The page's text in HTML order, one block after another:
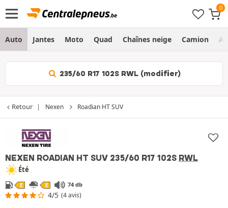
Auto Jantes Moto Quad Chaînes neige Camion
235/60 R17 102S RWL (modifier)
Retour Nexen Roadian HT SUV
NEXEN ROADIAN HT SUV 235/60 R17 102S RWL
Été
E E 74 db
4/5 (4 avis)